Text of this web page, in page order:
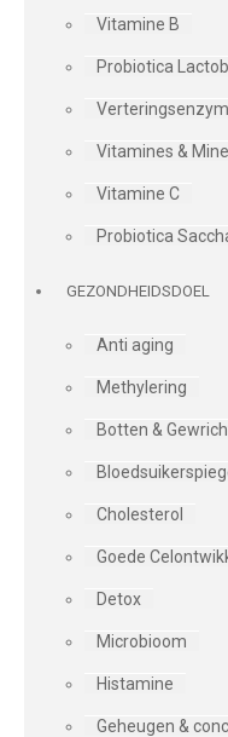
Vitamine B
Probiotica
Vitamines &
Vitamine C
Probiotica
GEZONDHEIDSDOEL
Anti aging
Methylering
Botten &
Cholesterol
Goede
Detox
Microbioom
Histamine
Geheugen &